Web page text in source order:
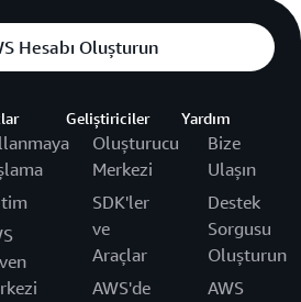
Hesabı Oluşturun
Geliştiriciler
Oluşturucu
Merkezi
SDK'ler
ve
Araçlar
AWS'de
Yardım
Bize
Ulaşın
Destek
Sorgusu
Oluşturun
AWS